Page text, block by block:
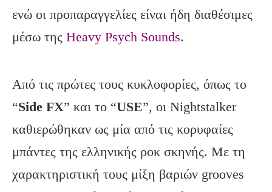
ενώ οι προπαραγγελίες είναι ήδη διαθέσιμες
μέσω της Heavy Psych Sounds.
Από τις πρώτες τους κυκλοφορίες, όπως το
“Side FX” και το “USE”, οι Nightstalker
καθιερώθηκαν ως μία από τις κορυφαίες
μπάντες της ελληνικής ροκ σκηνής. Με τη
χαρακτηριστική τους μίξη βαριών grooves